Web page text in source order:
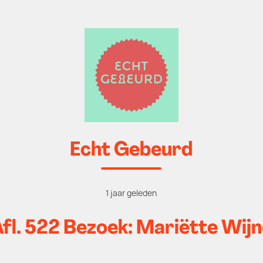
Echt Gebeurd
1 jaar geleden
522 Bezoek: Mariëtte